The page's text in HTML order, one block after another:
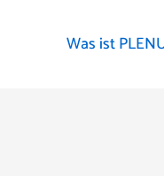
Was ist